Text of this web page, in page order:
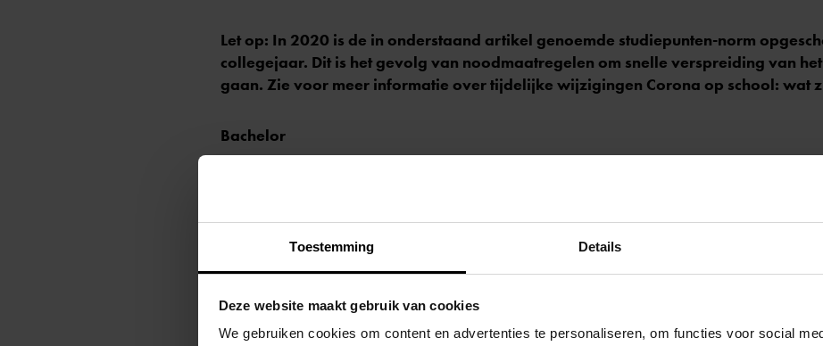
Toestemming Details
Deze website maakt gebruik van cookies
We gebruiken cookies om content en advertenties te personaliseren, om functies voor social
Let op: In 2020 is de in onderstaand artikel genoemde studiepunten-norm
collegejaar. Dit is het gevolg van noodmaatregelen om snelle verspreiding van
gaan. Zie voor meer informatie over tijdelijke wijzigingen Corona op school: wat
Bachelor
als je niet genoeg studiepunten in het eerste jaar van de bachelor haalt, dan krijg je een negatief
na de bachelor kan je doorstromen naar de wo-master